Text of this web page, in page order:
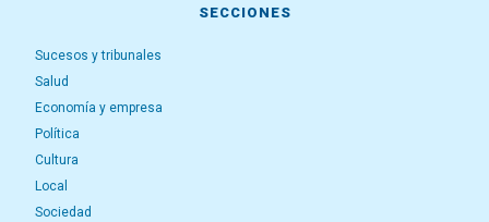
SECCIONES
Sucesos y tribunales
Salud
Economía y empresa
Política
Cultura
Local
Sociedad